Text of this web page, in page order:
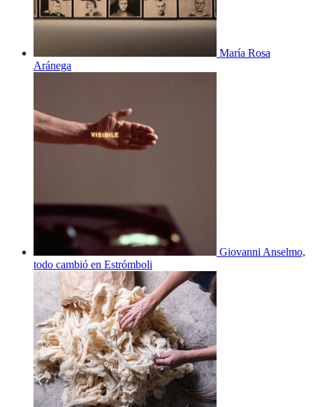
María Rosa
Aránega
Giovanni Anselmo,
todo cambió en Estrómboli